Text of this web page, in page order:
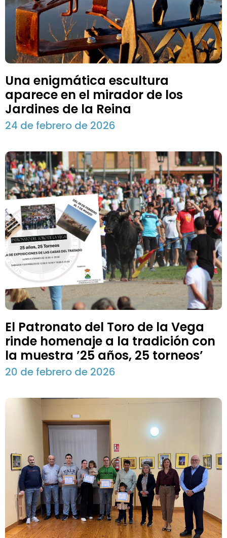
Una enigmática escultura
aparece en el mirador de los
Jardines de la Reina
24 de febrero de 2026
El Patronato del Toro de la Vega
rinde homenaje a la tradición con
la muestra ’25 años, 25 torneos’
20 de febrero de 2026